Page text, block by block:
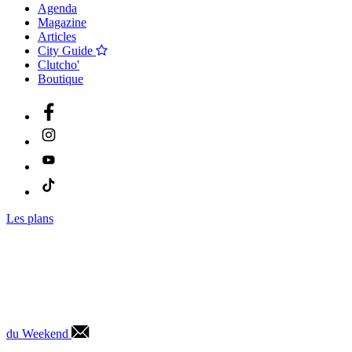
Agenda
Magazine
Articles
City Guide
Clutcho'
Boutique
Les plans
du Weekend